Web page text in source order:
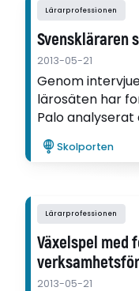
Lärarprofessionen
Svenskläraren
2013-05-21
Genom
lärosäten har
Palo analyserat
som kan
kursplanerna i
Skolporten
Lärarprofessionen
Växelspel med
2013-05-21